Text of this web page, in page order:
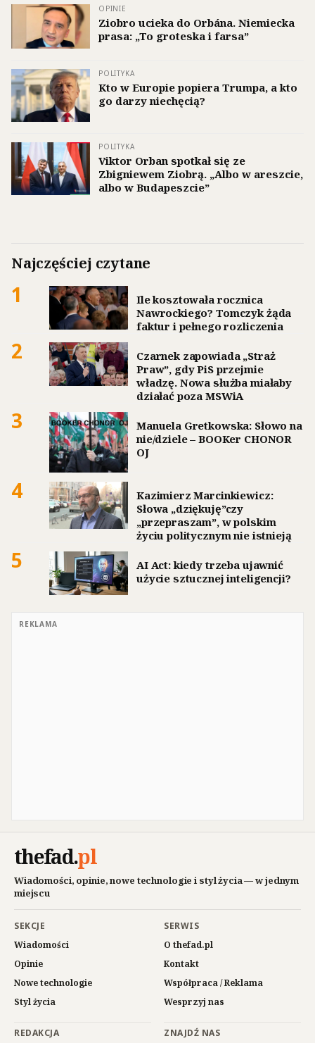
OPINIE
Ziobro ucieka do Orbána. Niemiecka
prasa: „To groteska i farsa”
POLITYKA
Kto w Europie popiera Trumpa, a kto
go darzy niechęcią?
POLITYKA
Viktor Orban spotkał się ze
Zbigniewem Ziobrą. „Albo w areszcie,
albo w Budapeszcie”
Najczęściej czytane
1
Ile kosztowała rocznica
Nawrockiego? Tomczyk żąda
faktur i pełnego rozliczenia
2
Czarnek zapowiada „Straż
Praw”, gdy PiS przejmie
władzę. Nowa służba miałaby
działać poza MSWiA
3
Manuela Gretkowska: Słowo na
nie/dziele – BOOKer CHONOR
OJ
4
Kazimierz Marcinkiewicz:
Słowa „dziękuję”czy
„przepraszam”, w polskim
życiu politycznym nie istnieją
5
AI Act: kiedy trzeba ujawnić
użycie sztucznej inteligencji?
REKLAMA
thefad.pl
Wiadomości, opinie, nowe technologie i styl życia — w jednym
miejscu
SEKCJE
Wiadomości
Opinie
Nowe technologie
Styl życia
SERWIS
O thefad.pl
Kontakt
Współpraca / Reklama
Wesprzyj nas
REDAKCJA ZNAJDŹ NAS